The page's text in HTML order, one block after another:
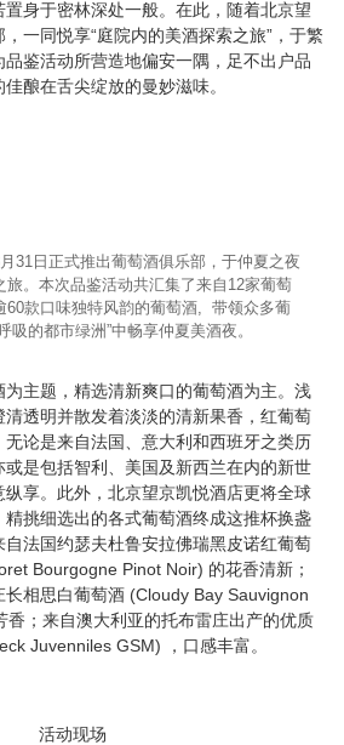
身于密林深处一般。在此，随着北京望
一同悦享“庭院内的美酒探索之旅”，于繁
鉴活动所营造地偏安一隅，足不出户品
酿在舌尖绽放的曼妙滋味。
31日正式推出葡萄酒俱乐部，于仲夏之夜
旅。本次品鉴活动共汇集了来自12家葡萄
60款口味独特风韵的葡萄酒, 带领众多葡
吸的都市绿洲”中畅享仲夏美酒夜。
主题，精选清新爽口的葡萄酒为主。浅
透明并散发着淡淡的清新果香， 红葡萄
论是来自法国、意大利和西班牙之类历
或是包括智利、美国及新西兰在内的新世
享。此外，北京望京凯悦酒店更将全球
挑细选出的各式葡萄酒终成这推杯换盏
自法国约瑟夫杜鲁安拉佛瑞黑皮诺红葡萄
Bourgogne Pinot Noir) 的花香清新；
相思白葡萄酒 (Cloudy Bay Sauvignon
香；来自澳大利亚的托布雷庄出产的优质
Juvenniles GSM) ， 口感丰富。
活动现场